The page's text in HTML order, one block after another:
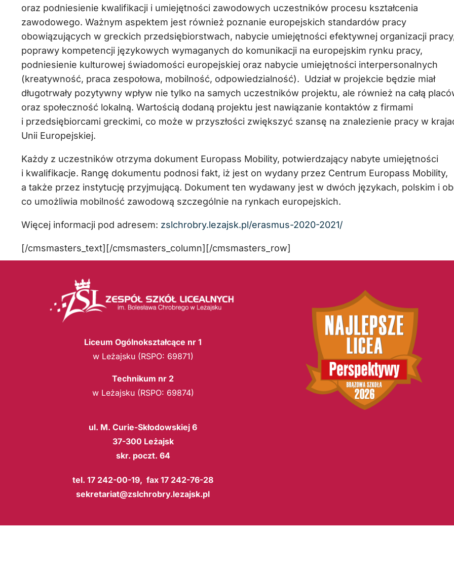
oraz podniesienie kwalifikacji i umiejętności zawodowych uczestników procesu kształcenia
zawodowego. Ważnym aspektem jest również poznanie europejskich standardów pracy
obowiązujących w greckich przedsiębiorstwach, nabycie umiejętności efektywnej organizacji
poprawy kompetencji językowych wymaganych do komunikacji na europejskim rynku pracy,
podniesienie kulturowej świadomości europejskiej oraz nabycie umiejętności interpersonalnych
(kreatywność, praca zespołowa, mobilność, odpowiedzialność). Udział w projekcie będzie miał
długotrwały pozytywny wpływ nie tylko na samych uczestników projektu, ale również na całą
oraz społeczność lokalną. Wartością dodaną projektu jest nawiązanie kontaktów z firmami
i przedsiębiorcami greckimi, co może w przyszłości zwiększyć szansę na znalezienie pracy w
Unii Europejskiej.
Każdy z uczestników otrzyma dokument Europass Mobility, potwierdzający nabyte umiejętności
i kwalifikacje. Rangę dokumentu podnosi fakt, iż jest on wydany przez Centrum Europass Mobility,
a także przez instytucję przyjmującą. Dokument ten wydawany jest w dwóch językach, polskim i
co umożliwia mobilność zawodową szczególnie na rynkach europejskich.
Więcej informacji pod adresem: zslchrobry.lezajsk.pl/erasmus-2020-2021/
[/cmsmasters_text][/cmsmasters_column][/cmsmasters_row]
Liceum Ogólnokształcące nr 1
w Leżajsku (RSPO: 69871)
Technikum nr 2
w Leżajsku (RSPO: 69874)
ul. M. Curie-Skłodowskiej 6
37-300 Leżajsk
skr. poczt. 64
tel. 17 242-00-19, fax 17 242-76-28
sekretariat@zslchrobry.lezajsk.pl